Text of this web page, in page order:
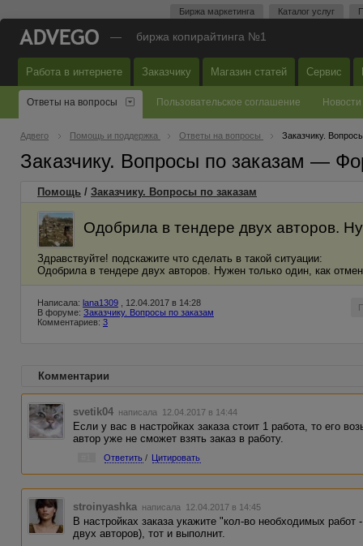
Биржа маркетинга Каталог услуг
— биржа копирайтинга №1
Работа в интернете Заказчику Магазин статей Сервис
Ответы на вопросы Пользовательское соглашение Новости
Адвего Помощь и поддержка Ответы на вопросы Заказчику.
Заказчику. Вопросы по заказам —
Помощь / Заказчику. Вопросы по заказам
Одобрила в тендере двух авторов.
Здравствуйте! подскажите что сделать в такой ситуации:
Одобрила в тендере двух авторов. Нужен только один, как
Написала: lana1309 , 12.04.2017 в 14:28
В форуме: Заказчику. Вопросы по заказам
Комментариев: 3
Комментарии
svetik04 написала 12.04.2017 в 14:44
Если у вас в настройках заказа стоит 1 работа, то его
автор уже не сможет взять заказ в работу.
Ответить / Цитировать
stroinyashka написала 12.04.2017 в 14:45
В настройках заказа укажите "кол-во необходимых работ
двух авторов), тот и выполнит.